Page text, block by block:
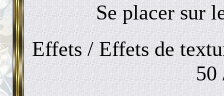
Se placer sur
Effets / Effets de
50